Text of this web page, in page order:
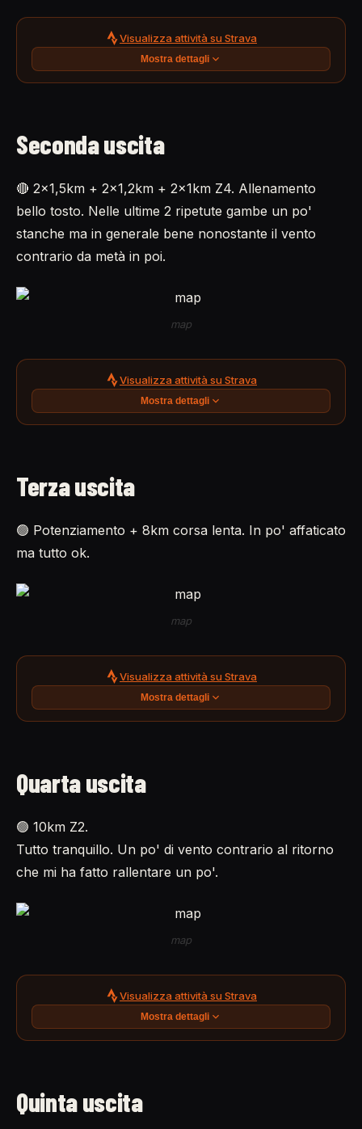
Visualizza attività su Strava
Mostra dettagli
Seconda uscita
🔴 2x1,5km + 2x1,2km + 2x1km Z4. Allenamento
bello tosto. Nelle ultime 2 ripetute gambe un po'
stanche ma in generale bene nonostante il vento
contrario da metà in poi.
map
Visualizza attività su Strava
Mostra dettagli
Terza uscita
🟢 Potenziamento + 8km corsa lenta. In po' affaticato
ma tutto ok.
map
Visualizza attività su Strava
Mostra dettagli
Quarta uscita
🟢 10km Z2.
Tutto tranquillo. Un po' di vento contrario al ritorno
che mi ha fatto rallentare un po'.
map
Visualizza attività su Strava
Mostra dettagli
Quinta uscita